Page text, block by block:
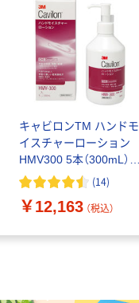
キャビロンTM ハンドモ
イスチャーローション
HMV300 5本（300mL）
スリーエム
(14)
￥12,163 （税込）